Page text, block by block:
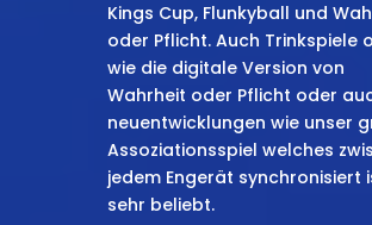
Kings Cup, Flunkyball und
oder Pflicht. Auch Trinkspiele
wie die digitale Version von
Wahrheit oder Pflicht oder
neuentwicklungen wie unser
Assoziationsspiel welches
jedem Engerät synchronisiert
sehr beliebt.